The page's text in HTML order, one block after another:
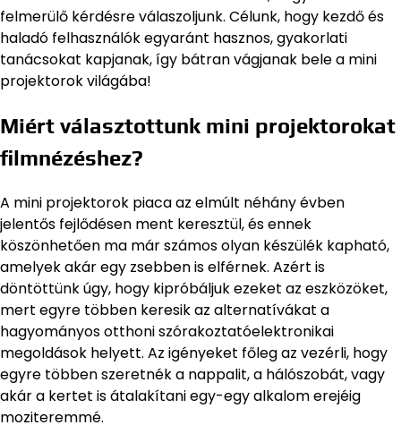
felmerülő kérdésre válaszoljunk. Célunk, hogy kezdő és
haladó felhasználók egyaránt hasznos, gyakorlati
tanácsokat kapjanak, így bátran vágjanak bele a mini
projektorok világába!
Miért választottunk mini projektorokat
filmnézéshez?
A mini projektorok piaca az elmúlt néhány évben
jelentős fejlődésen ment keresztül, és ennek
köszönhetően ma már számos olyan készülék kapható,
amelyek akár egy zsebben is elférnek. Azért is
döntöttünk úgy, hogy kipróbáljuk ezeket az eszközöket,
mert egyre többen keresik az alternatívákat a
hagyományos otthoni szórakoztatóelektronikai
megoldások helyett. Az igényeket főleg az vezérli, hogy
egyre többen szeretnék a nappalit, a hálószobát, vagy
akár a kertet is átalakítani egy-egy alkalom erejéig
moziteremmé.